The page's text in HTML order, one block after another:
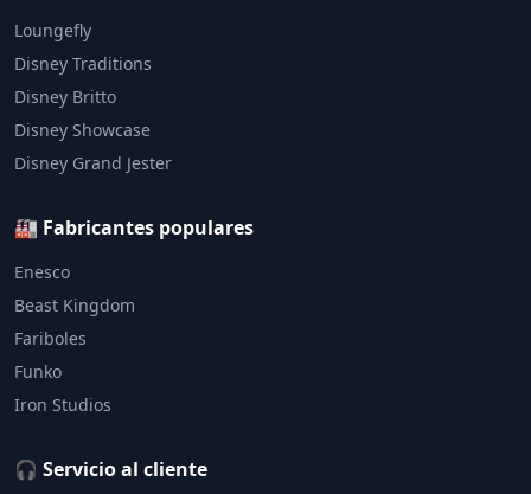
Loungefly
Disney Traditions
Disney Britto
Disney Showcase
Disney Grand Jester
🏭 Fabricantes populares
Enesco
Beast Kingdom
Fariboles
Funko
Iron Studios
🎧 Servicio al cliente